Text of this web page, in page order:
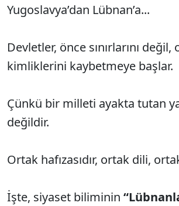
Yugoslavya’dan Lübnan’a...
Devletler, önce sınırlarını değil,
kimliklerini kaybetmeye başlar.
Çünkü bir milleti ayakta tutan
değildir.
Ortak hafızasıdır, ortak dili,
İşte, siyaset biliminin